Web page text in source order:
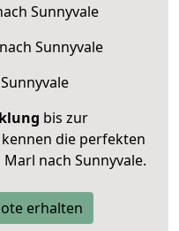
Sunnyvale
Sunnyvale
bis zur
kennen die perfekten
nach Sunnyvale.
erhalten